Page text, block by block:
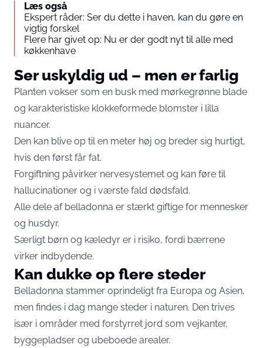
Læs også
Ekspert råder: Ser du dette i haven, kan du gøre en
vigtig forskel
Flere har givet op: Nu er der godt nyt til alle med
køkkenhave
Ser uskyldig ud – men er farlig
Planten vokser som en busk med mørkegrønne blade
og karakteristiske klokkeformede blomster i lilla
nuancer.
Den kan blive op til en meter høj og breder sig hurtigt,
hvis den først får fat.
Forgiftning påvirker nervesystemet og kan føre til
hallucinationer og i værste fald dødsfald.
Alle dele af belladonna er stærkt giftige for mennesker
og husdyr.
Særligt børn og kæledyr er i risiko, fordi bærrene
virker indbydende.
Kan dukke op flere steder
Belladonna stammer oprindeligt fra Europa og Asien,
men findes i dag mange steder i naturen. Den trives
især i områder med forstyrret jord som vejkanter,
byggepladser og ubeboede arealer.